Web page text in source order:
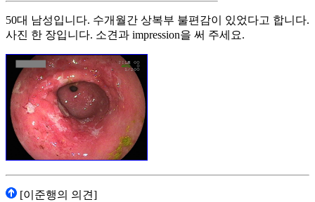
50대 남성입니다. 수개월간 상복부 불편감이 있었다고 합니다.
사진 한 장입니다. 소견과 impression을 써 주세요.
[이준행의 의견]